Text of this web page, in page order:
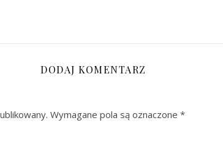
DODAJ KOMENTARZ
Wymagane pola są oznaczone *